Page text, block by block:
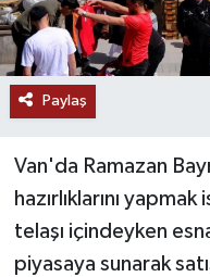
Paylaş
Van'da Ramazan
hazırlıklarını
telaşı içindeyken
piyasaya sunarak